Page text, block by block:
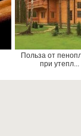
Польза от
при утепл...